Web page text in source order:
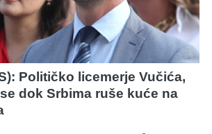
Političko licemerje Vučića,
dok Srbima ruše kuće na